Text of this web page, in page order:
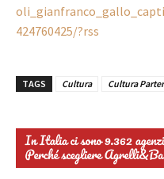
424760425/?rss
TAGS Cultura Cultura